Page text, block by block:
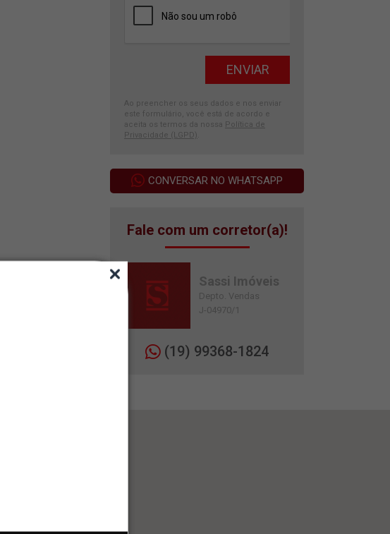
Ao preencher os seus dados e nos enviar
este formulário, você está de acordo e
aceita os termos da nossa Política de
Privacidade (LGPD)
CONVERSAR NO WHATSAPP
Fale com um corretor(a)!
Sassi Imóveis
Depto. Vendas
J-04970/1
(19) 99368-1824